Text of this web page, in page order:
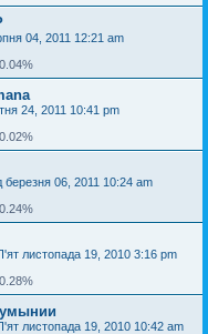
04, 2011 12:21 am
24, 2011 10:41 pm
березня 06, 2011 10:24 am
листопада 19, 2010 3:16 pm
листопада 19, 2010 10:42 am